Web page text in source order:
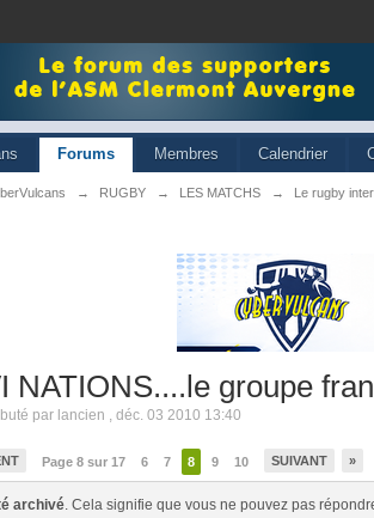
Forums Membres Calendrier
→ RUGBY → LES MATCHS → Le rugby
NATIONS....le groupe
par lancien ,déc. 03 2010 13:40
Page 8 sur 17 6 7 8 9 10 SUIVANT »
archivé. Cela signifie que vous ne pouvez pas